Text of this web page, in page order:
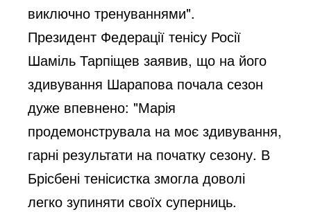
виключно тренуваннями".
Президент Федерації тенісу Росії
Шаміль Тарпіщев заявив, що на його
здивування Шарапова почала сезон
дуже впевнено: "Марія
продемонструвала на моє здивування,
гарні результати на початку сезону. В
Брісбені тенісистка змогла доволі
легко зупиняти своїх суперниць.